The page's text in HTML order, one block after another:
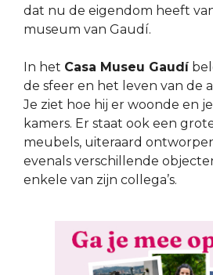
dat nu de eigendom heeft
museum van Gaudí.
In het Casa Museu Gaudí
de sfeer en het leven van de
Je ziet hoe hij er woonde en
kamers. Er staat ook een
meubels, uiteraard
evenals verschillende
enkele van zijn collega’s.